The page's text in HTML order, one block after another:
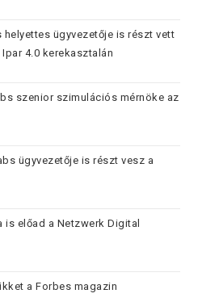
helyettes ügyvezetője is részt vett
4.0 kerekasztalán
szenior szimulációs mérnöke az
ügyvezetője is részt vesz a
is előad a Netzwerk Digital
a Forbes magazin